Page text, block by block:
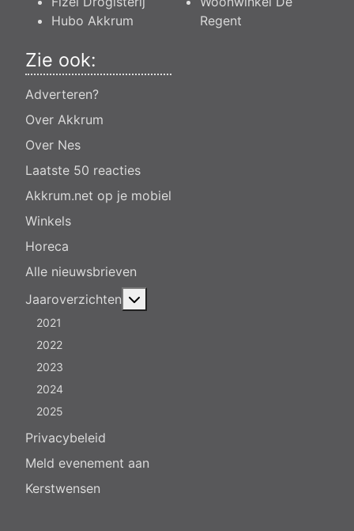
Hubo Akkrum
Regent
Zie ook:
Adverteren?
Over Akkrum
Over Nes
Laatste 50 reacties
Akkrum.net op je mobiel
Winkels
Horeca
Alle nieuwsbrieven
Jaaroverzichten
2021
2022
2023
2024
2025
Privacybeleid
Meld evenement aan
Kerstwensen